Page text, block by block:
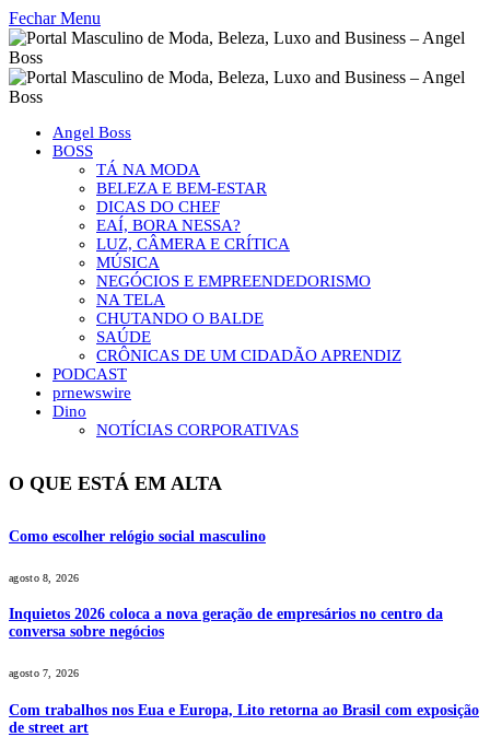
Fechar Menu
Angel Boss
BOSS
TÁ NA MODA
BELEZA E BEM-ESTAR
DICAS DO CHEF
EAÍ, BORA NESSA?
LUZ, CÂMERA E CRÍTICA
MÚSICA
NEGÓCIOS E EMPREENDEDORISMO
NA TELA
CHUTANDO O BALDE
SAÚDE
CRÔNICAS DE UM CIDADÃO APRENDIZ
PODCAST
prnewswire
Dino
NOTÍCIAS CORPORATIVAS
O QUE ESTÁ EM ALTA
Como escolher relógio social masculino
agosto 8, 2026
Inquietos 2026 coloca a nova geração de empresários no centro da
conversa sobre negócios
agosto 7, 2026
Com trabalhos nos Eua e Europa, Lito retorna ao Brasil com exposição
de street art